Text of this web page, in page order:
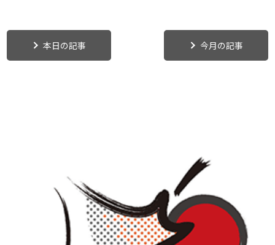
本日の記事 今月の記事